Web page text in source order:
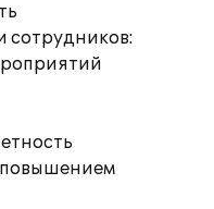
сотрудников:
повышением